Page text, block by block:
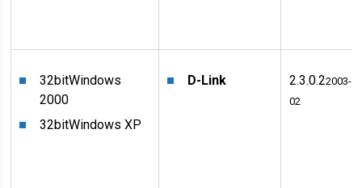
32bitWindows
2000
32bitWindows XP
D-Link 2.3.0.22003-
02